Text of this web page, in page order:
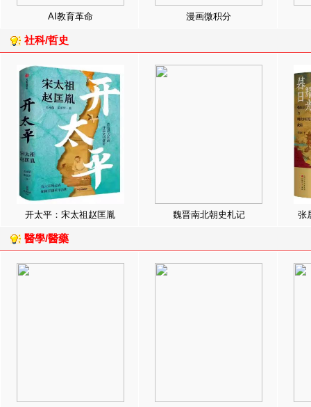
AI教育革命 漫画微积分
社科/哲史
开太平：宋太祖赵匡胤 魏晋南北朝史札记 张
醫學/醫藥